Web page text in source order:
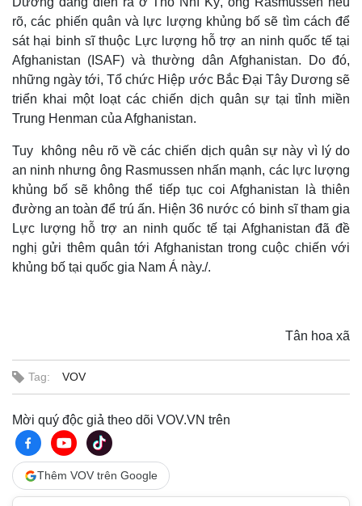
rõ, các phiến quân và lực lượng khủng bố sẽ tìm cách để
sát hại binh sĩ thuộc Lực lượng hỗ trợ an ninh quốc tế tại
Afghanistan (ISAF) và thường dân Afghanistan. Do đó,
những ngày tới, Tổ chức Hiệp ước Bắc Đại Tây Dương sẽ
triển khai một loạt các chiến dịch quân sự tại tỉnh miền
Trung Henman của Afghanistan.
Tuy không nêu rõ về các chiến dịch quân sự này vì lý do
an ninh nhưng ông Rasmussen nhấn mạnh, các lực lượng
khủng bố sẽ không thể tiếp tục coi Afghanistan là thiên
đường an toàn để trú ấn. Hiện 36 nước có binh sĩ tham gia
Lực lượng hỗ trợ an ninh quốc tế tại Afghanistan đã đề
nghị gửi thêm quân tới Afghanistan trong cuộc chiến với
khủng bố tại quốc gia Nam Á này./.
Tân hoa xã
Tag: VOV
Mời quý độc giả theo dõi VOV.VN trên
Thêm VOV trên Google